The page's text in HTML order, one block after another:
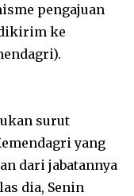
pengajuan
ke
surut
yang
dari jabatannya
dia, Senin